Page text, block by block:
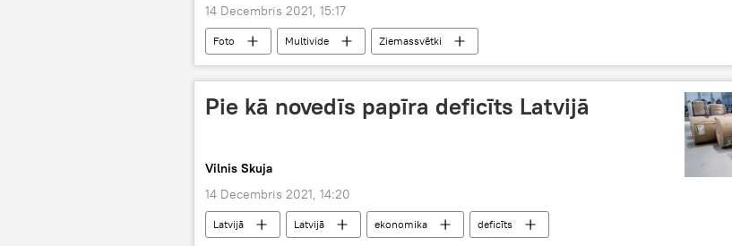
14 Decembris 2021, 15:17
Foto Multivide Ziemassvētki
Pie kā novedīs papīra deficīts Latvijā
Vilnis Skuja
14 Decembris 2021, 14:20
Latvijā Latvijā ekonomika deficīts